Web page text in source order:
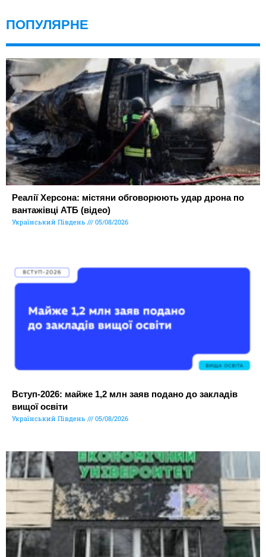
ПОПУЛЯРНЕ
Реалії Херсона: містяни обговорюють удар дрона по
вантажівці АТБ (відео)
Український Південь 05/08/2026
Вступ-2026: майже 1,2 млн заяв подано до закладів
вищої освіти
Український Південь 05/08/2026